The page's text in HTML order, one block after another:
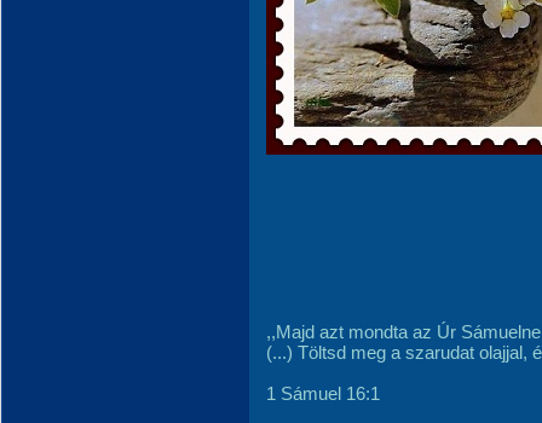
,,Majd azt mondta az Úr
(...) Töltsd meg a szarudat olajjal,
1 Sámuel 16:1